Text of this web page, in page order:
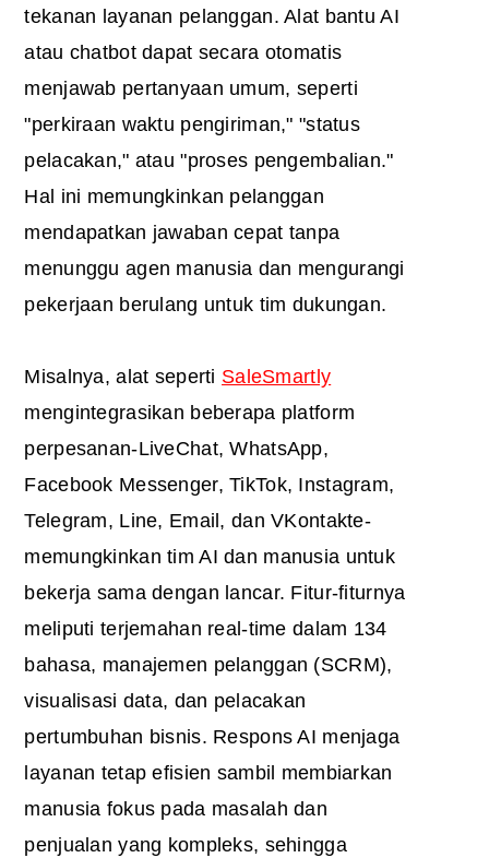
tekanan layanan pelanggan. Alat bantu AI
atau chatbot dapat secara otomatis
menjawab pertanyaan umum, seperti
"perkiraan waktu pengiriman," "status
pelacakan," atau "proses pengembalian."
Hal ini memungkinkan pelanggan
mendapatkan jawaban cepat tanpa
menunggu agen manusia dan mengurangi
pekerjaan berulang untuk tim dukungan.
Misalnya, alat seperti SaleSmartly
mengintegrasikan beberapa platform
perpesanan-LiveChat, WhatsApp,
Facebook Messenger, TikTok, Instagram,
Telegram, Line, Email, dan VKontakte-
memungkinkan tim AI dan manusia untuk
bekerja sama dengan lancar. Fitur-fiturnya
meliputi terjemahan real-time dalam 134
bahasa, manajemen pelanggan (SCRM),
visualisasi data, dan pelacakan
pertumbuhan bisnis. Respons AI menjaga
layanan tetap efisien sambil membiarkan
manusia fokus pada masalah dan
penjualan yang kompleks, sehingga